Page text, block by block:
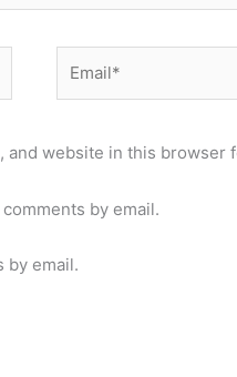
and website in this browser
by email.
by email.